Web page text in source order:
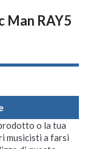
Man RAY5
o la tua
musicisti a farsi